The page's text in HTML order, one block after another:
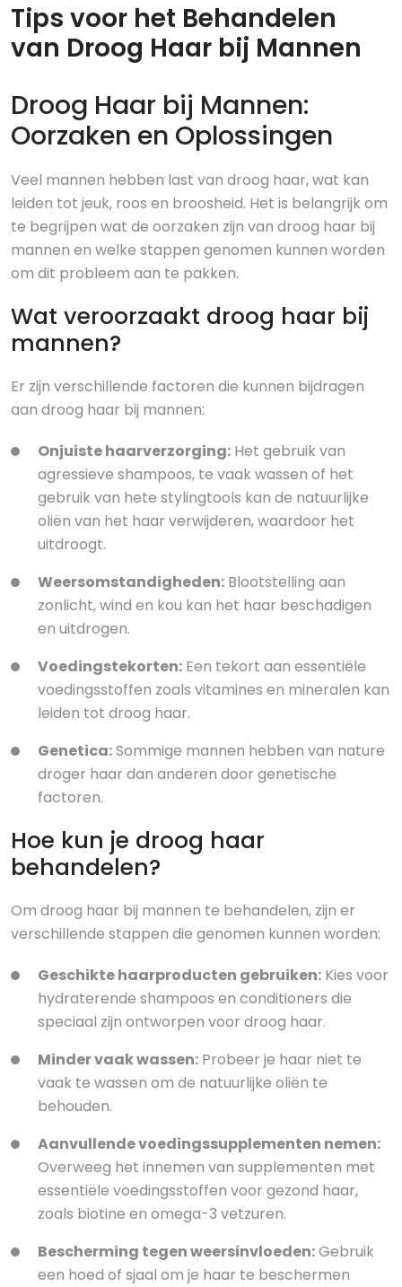
Tips voor het Behandelen
van Droog Haar bij Mannen
Droog Haar bij Mannen:
Oorzaken en Oplossingen
Veel mannen hebben last van droog haar, wat kan
leiden tot jeuk, roos en broosheid. Het is belangrijk om
te begrijpen wat de oorzaken zijn van droog haar bij
mannen en welke stappen genomen kunnen worden
om dit probleem aan te pakken.
Wat veroorzaakt droog haar bij
mannen?
Er zijn verschillende factoren die kunnen bijdragen
aan droog haar bij mannen:
Onjuiste haarverzorging: Het gebruik van
agressieve shampoos, te vaak wassen of het
gebruik van hete stylingtools kan de natuurlijke
oliën van het haar verwijderen, waardoor het
uitdroogt.
Weersomstandigheden: Blootstelling aan
zonlicht, wind en kou kan het haar beschadigen
en uitdrogen.
Voedingstekorten: Een tekort aan essentiële
voedingsstoffen zoals vitamines en mineralen kan
leiden tot droog haar.
Genetica:Sommige mannen hebben van nature
droger haar dan anderen door genetische
factoren.
Hoe kun je droog haar
behandelen?
Om droog haar bij mannen te behandelen, zijn er
verschillende stappen die genomen kunnen worden:
Geschikte haarproducten gebruiken: Kies voor
hydraterende shampoos en conditioners die
speciaal zijn ontworpen voor droog haar.
Minder vaak wassen: Probeer je haar niet te
vaak te wassen om de natuurlijke oliën te
behouden.
Aanvullende voedingssupplementen nemen:
Overweeg het innemen van supplementen met
essentiële voedingsstoffen voor gezond haar,
zoals biotine en omega-3 vetzuren.
Bescherming tegen weersinvloeden:Gebruik
een hoed of sjaal om je haar te beschermen